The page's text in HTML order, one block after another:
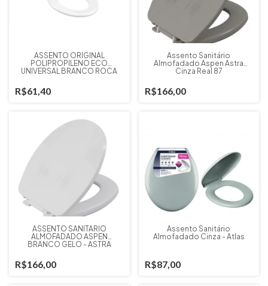
ASSENTO ORIGINAL
POLIPROPILENO ECO
UNIVERSAL BRANCO ROCA
R$61,40
Assento Sanitário
Almofadado Aspen Astra
Cinza Real 87
R$166,00
ASSENTO SANITARIO
ALMOFADADO ASPEN
BRANCO GELO - ASTRA
R$166,00
Assento Sanitário
Almofadado Cinza - Atlas
R$87,00